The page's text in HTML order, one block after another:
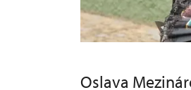
Oslava